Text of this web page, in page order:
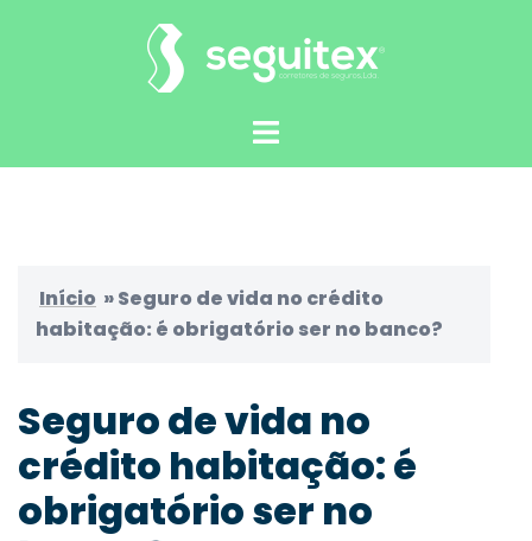
Alternar
Início »Seguro de vida no crédito
habitação: é obrigatório ser no banco?
Seguro de vida no
crédito habitação: é
obrigatório ser no